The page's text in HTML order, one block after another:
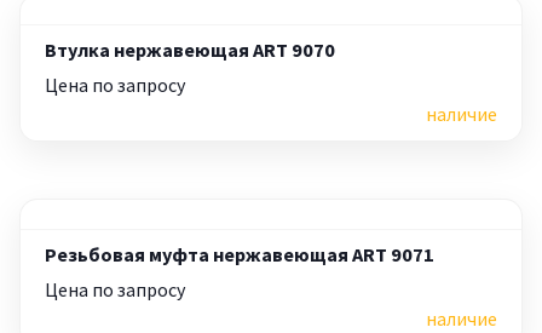
Втулка нержавеющая ART 9070
Цена по запросу
наличие
Резьбовая муфта нержавеющая ART 9071
Цена по запросу
наличие